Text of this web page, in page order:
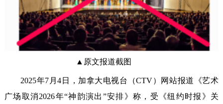
▲原文报道截图
2025年7月4日，加拿大电视台（CTV）网站报道《艺术
广场取消2026年“神韵演出”安排》称，受《纽约时报》关